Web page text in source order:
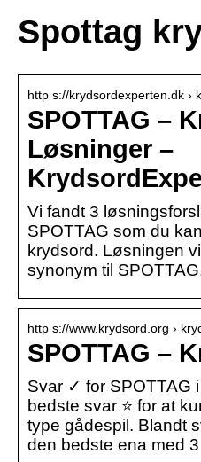
Spottag
http s://krydsordexperten.dk ›
SPOTTAG –
Løsninger –
Vi fandt 3
SPOTTAG som du
krydsord. Løsningen
synonym til
http s://www.krydsord.org ›
SPOTTAG –
Svar ✓ for SPOTTAG
bedste svar ⭐ for at
type gådespil. Blandt
den bedste ena med